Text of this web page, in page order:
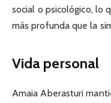
social o psicológico, lo
más profunda que la
Vida personal
Amaia Aberasturi